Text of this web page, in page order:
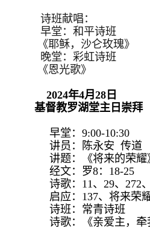
诗班献唱：
早堂：和平诗班
《耶稣，沙仑玫瑰》
晚堂：彩虹诗班
《恩光歌》
2024年4月28日
基督教罗湖堂主日崇拜
早堂：9:00-10:30
讲员：陈永安 传道
讲题：《将来的荣耀
经文：罗8：18-25
诗歌：11、29、272、
启应：137、将来荣
诗班：常青诗班
诗歌：《亲爱主，牵